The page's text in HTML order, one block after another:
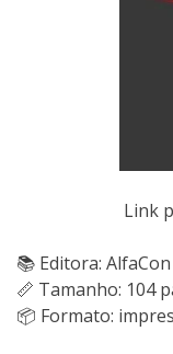
Link
📚 Editora: AlfaCon
📏 Tamanho: 104
📦 Formato: